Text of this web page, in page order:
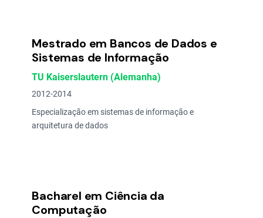
Mestrado em Bancos de Dados e
Sistemas de Informação
TU Kaiserslautern (Alemanha)
2012-2014
Especialização em sistemas de informação e
arquitetura de dados
Bacharel em Ciência da
Computação